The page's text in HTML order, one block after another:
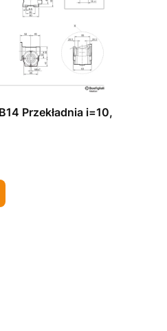
Przekładnia i=10,